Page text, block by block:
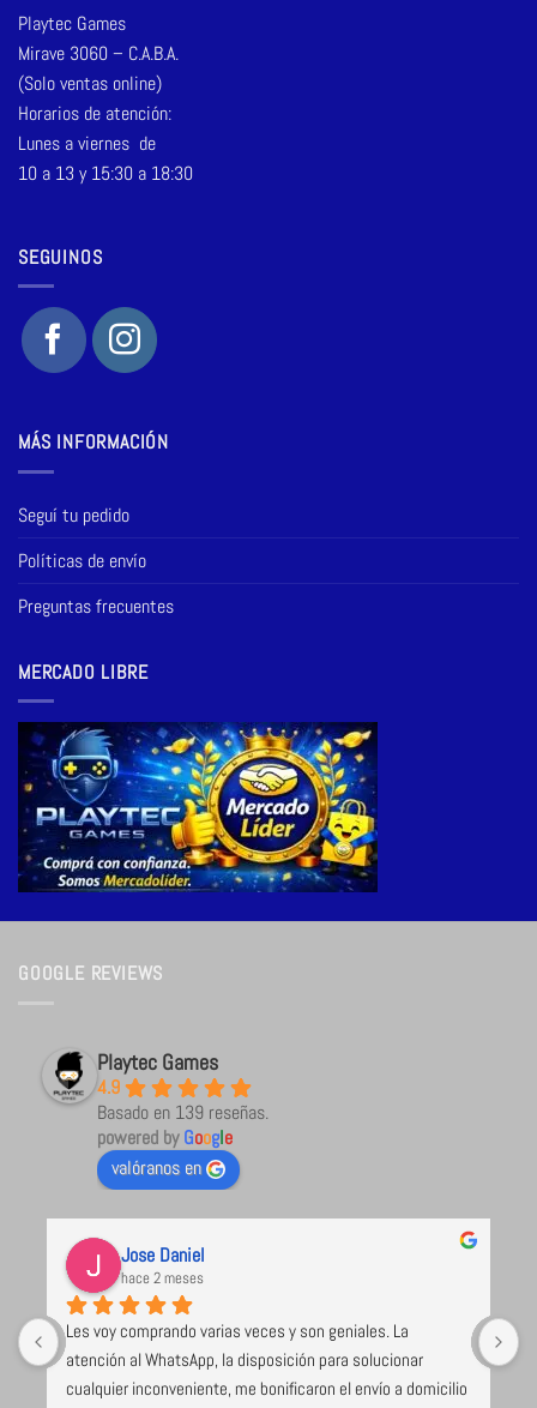
Playtec Games
Mirave 3060 – C.A.B.A.
(Solo ventas online)
Horarios de atención:
Lunes a viernes de
10 a 13 y 15:30 a 18:30
SEGUINOS
MÁS INFORMACIÓN
Seguí tu pedido
Políticas de envío
Preguntas frecuentes
MERCADO LIBRE
GOOGLE REVIEWS
Playtec Games
4.9
Basado en 139 reseñas.
powered byGoogle
valóranos en
Jose Daniel
hace 2 meses
Les voy comprando varias veces y son geniales. La
atención al WhatsApp, la disposición para solucionar
cualquier inconveniente, me bonificaron el envío a domicilio